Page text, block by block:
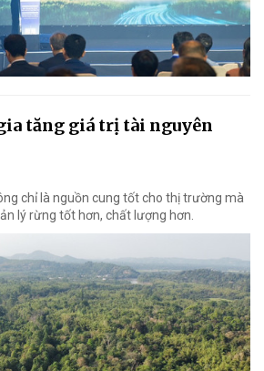
tăng giá trị tài nguyên
chỉ là nguồn cung tốt cho thị trường mà
lý rừng tốt hơn, chất lượng hơn.